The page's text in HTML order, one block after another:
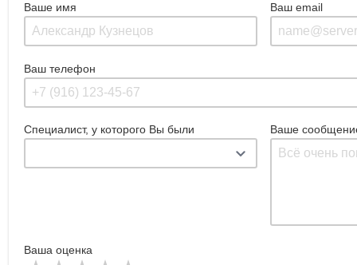
Ваше имя Ваш email
Ваш телефон
Специалист, у которого Вы были Ваше
Ваша оценка